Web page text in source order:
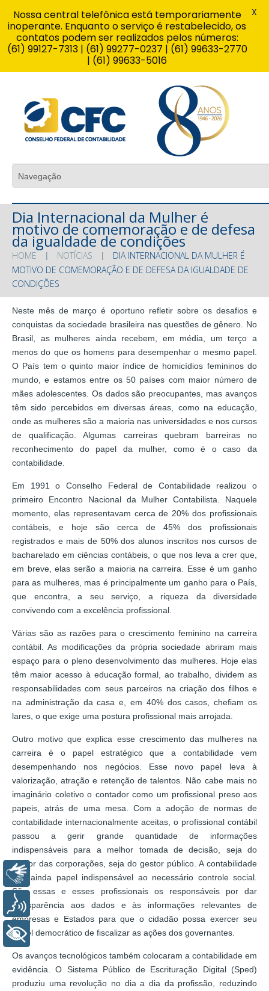
Dia Internacional da Mulher é
motivo de comemoração e de defesa
da igualdade de condições
HOME NOTÍCIAS
DIA INTERNACIONAL DA MULHER É
MOTIVO DE COMEMORAÇÃO E DE DEFESA DA IGUALDADE DE
CONDIÇÕES
Neste mês de março é oportuno refletir sobre os desafios e
conquistas da sociedade brasileira nas questões de gênero. No
Brasil, as mulheres ainda recebem, em média, um terço a
menos do que os homens para desempenhar o mesmo papel.
O País tem o quinto maior índice de homicídios femininos do
mundo, e estamos entre os 50 países com maior número de
mães adolescentes. Os dados são preocupantes, mas avanços
têm sido percebidos em diversas áreas, como na educação,
onde as mulheres são a maioria nas universidades e nos cursos
de qualificação. Algumas carreiras quebram barreiras no
reconhecimento do papel da mulher, como é o caso da
contabilidade.
Em 1991 o Conselho Federal de Contabilidade realizou o
primeiro Encontro Nacional da Mulher Contabilista. Naquele
momento, elas representavam cerca de 20% dos profissionais
contábeis, e hoje são cerca de 45% dos profissionais
registrados e mais de 50% dos alunos inscritos nos cursos de
bacharelado em ciências contábeis, o que nos leva a crer que,
em breve, elas serão a maioria na carreira. Esse é um ganho
para as mulheres, mas é principalmente um ganho para o País,
que encontra, a seu serviço, a riqueza da diversidade
convivendo com a excelência profissional.
Várias são as razões para o crescimento feminino na carreira
contábil. As modificações da própria sociedade abriram mais
espaço para o pleno desenvolvimento das mulheres. Hoje elas
têm maior acesso à educação formal, ao trabalho, dividem as
responsabilidades com seus parceiros na criação dos filhos e
na administração da casa e, em 40% dos casos, chefiam os
lares, o que exige uma postura profissional mais arrojada.
Outro motivo que explica esse crescimento das mulheres na
carreira é o papel estratégico que a contabilidade vem
desempenhando nos negócios. Esse novo papel leva à
valorização, atração e retenção de talentos. Não cabe mais no
imaginário coletivo o contador como um profissional preso aos
papeis, atrás de uma mesa. Com a adoção de normas de
contabilidade internacionalmente aceitas, o profissional contábil
passou a gerir grande quantidade de informações
indispensáveis para a melhor tomada de decisão, seja do
gestor das corporações, seja do gestor público. A contabilidade
tem ainda papel indispensável ao necessário controle social.
São essas e esses profissionais os responsáveis por dar
transparência aos dados e às informações relevantes de
empresas e Estados para que o cidadão possa exercer seu
papel democrático de fiscalizar as ações dos governantes.
Os avanços tecnológicos também colocaram a contabilidade em
evidência. O Sistema Público de Escrituração Digital (Sped)
produziu uma revolução no dia a dia da profissão, reduzindo
Nossa central telefônica está temporariamente
inoperante. Enquanto o serviço é restabelecido, os
contatos podem ser realizados pelos números:
(61) 99127-7313 | (61) 99277-0237 | (61) 99633-2770
| (61) 99633-5016
X
Libras
Voz
+ Acessibilidade